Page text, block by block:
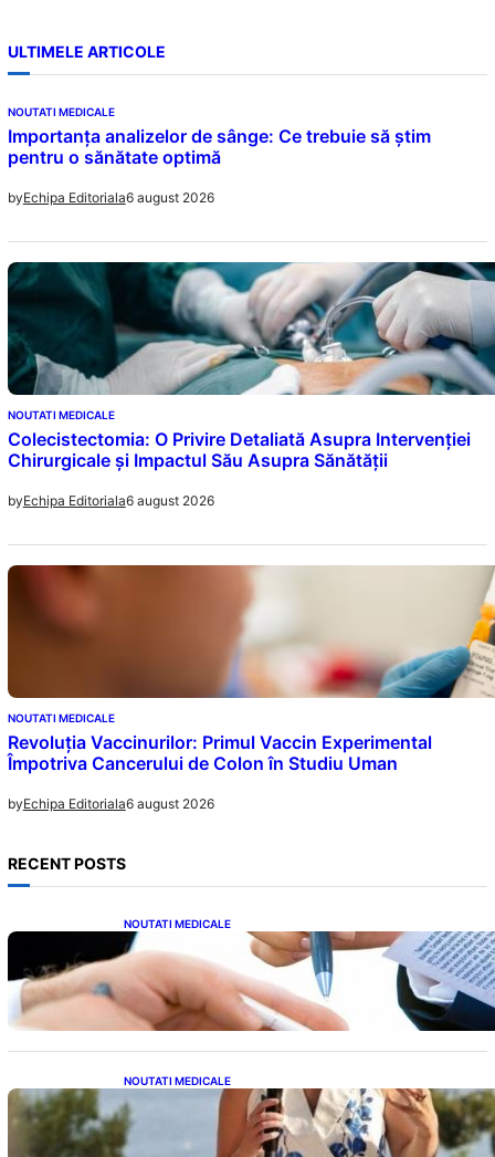
ULTIMELE ARTICOLE
NOUTATI MEDICALE
Importanța analizelor de sânge: Ce trebuie să știm
pentru o sănătate optimă
byEchipa Editoriala6 august 2026
NOUTATI MEDICALE
Colecistectomia: O Privire Detaliată Asupra Intervenției
Chirurgicale și Impactul Său Asupra Sănătății
byEchipa Editoriala6 august 2026
NOUTATI MEDICALE
Revoluția Vaccinurilor: Primul Vaccin Experimental
Împotriva Cancerului de Colon în Studiu Uman
byEchipa Editoriala6 august 2026
RECENT POSTS
NOUTATI MEDICALE
Acordul României cu Banca Mondială: O
Analiză Detaliată a Împrumutului și
Condițiilor Impuse
NOUTATI MEDICALE
Nașterea prințesei Eugenie la Lisabona: O
alegere plină de semnificație pentru familia
regală britanică